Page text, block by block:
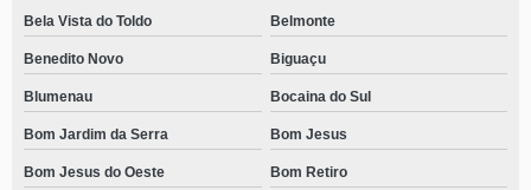
Bela Vista do Toldo Belmonte
Benedito Novo Biguaçu
Blumenau Bocaina do Sul
Bom Jardim da Serra Bom Jesus
Bom Jesus do Oeste Bom Retiro